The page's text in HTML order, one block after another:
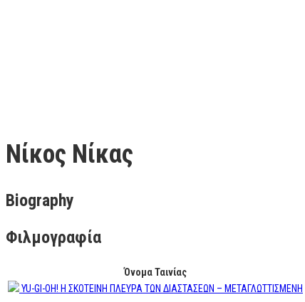
Νίκος Νίκας
Biography
Φιλμογραφία
Όνομα Ταινίας
YU-GI-OH! Η ΣΚΟΤΕΙΝΗ ΠΛΕΥΡΑ ΤΩΝ ΔΙΑΣΤΑΣΕΩΝ – ΜΕΤΑΓΛΩΤΤΙΣΜΕΝΗ